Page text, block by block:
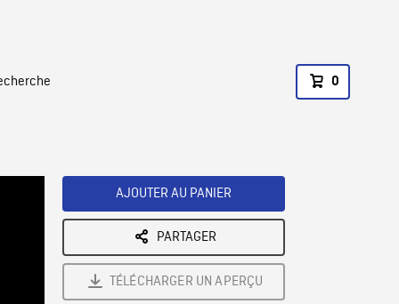
0
AJOUTER AU PANIER
PARTAGER
TÉLÉCHARGER UN APERÇU